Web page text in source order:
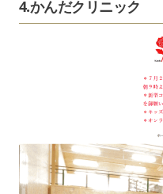
4.かんだクリニック